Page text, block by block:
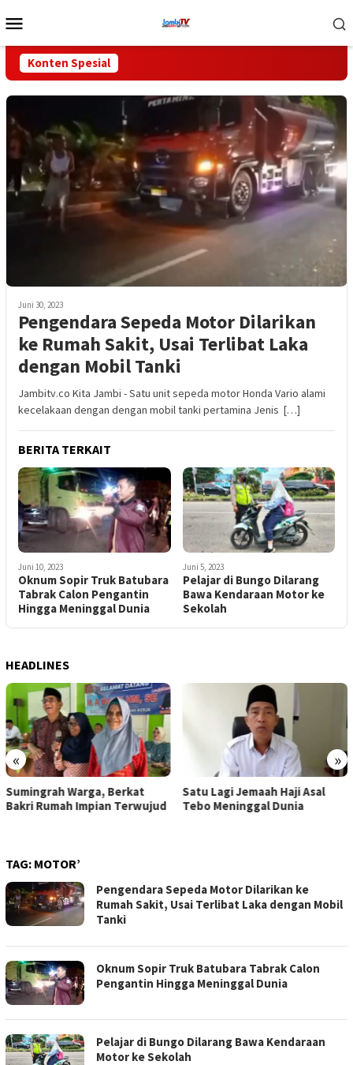
ke
Mobile
Konten Spesial
Juni 30, 2023
Pengendara Sepeda Motor Dilarikan
ke Rumah Sakit, Usai Terlibat Laka
dengan Mobil Tanki
Jambitv.co Kita Jambi - Satu unit sepeda motor Honda Vario alami
kecelakaan dengan dengan mobil tanki pertamina Jenis […]
BERITA TERKAIT
Juni 10, 2023
Oknum Sopir Truk Batubara
Tabrak Calon Pengantin
Hingga Meninggal Dunia
Juni 5, 2023
Pelajar di Bungo Dilarang
Bawa Kendaraan Motor ke
Sekolah
HEADLINES
« »
Sumingrah Warga, Berkat
Bakri Rumah Impian Terwujud
Satu Lagi Jemaah Haji Asal
Tebo Meninggal Dunia
TAG: MOTOR’
Pengendara Sepeda Motor Dilarikan ke
Rumah Sakit, Usai Terlibat Laka dengan Mobil
Tanki
Oknum Sopir Truk Batubara Tabrak Calon
Pengantin Hingga Meninggal Dunia
Pelajar di Bungo Dilarang Bawa Kendaraan
Motor ke Sekolah